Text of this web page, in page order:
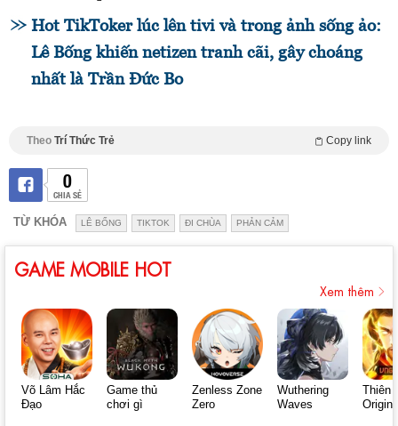
Hot TikToker lúc lên tivi và trong ảnh sống ảo:
Lê Bống khiến netizen tranh cãi, gây choáng
nhất là Trần Đức Bo
Theo Trí Thức Trẻ Copy link
0
CHIA SẺ
TỪ KHÓA LÊ BỐNG TIKTOK ĐI CHÙA PHẢN CẢM
GAME MOBILE HOT
Xem thêm
Võ Lâm Hắc
Đạo
Game thủ
chơi gì
Zenless Zone
Zero
Wuthering
Waves
Thiên
Origin